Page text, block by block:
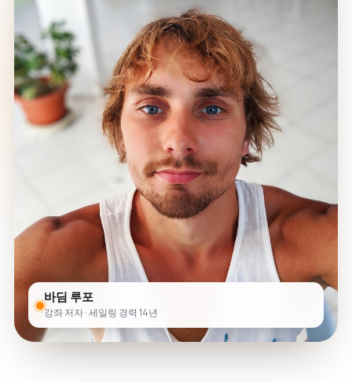
바딤 루포
강좌 저자 · 세일링 경력 14년